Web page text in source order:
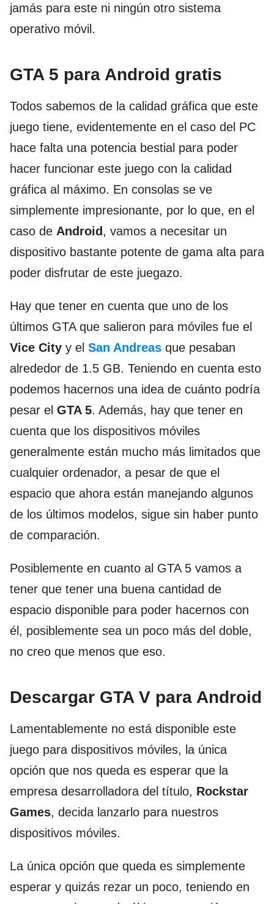
jamás para este ni ningún otro sistema
operativo móvil.
GTA 5 para Android gratis
Todos sabemos de la calidad gráfica que este
juego tiene, evidentemente en el caso del PC
hace falta una potencia bestial para poder
hacer funcionar este juego con la calidad
gráfica al máximo. En consolas se ve
simplemente impresionante, por lo que, en el
caso de Android , vamos a necesitar un
dispositivo bastante potente de gama alta para
poder disfrutar de este juegazo.
Hay que tener en cuenta que uno de los
últimos GTA que salieron para móviles fue el
Vice City y el San Andreas que pesaban
alrededor de 1.5 GB. Teniendo en cuenta esto
podemos hacernos una idea de cuánto podría
pesar el GTA 5. Además, hay que tener en
cuenta que los dispositivos móviles
generalmente están mucho más limitados que
cualquier ordenador, a pesar de que el
espacio que ahora están manejando algunos
de los últimos modelos, sigue sin haber punto
de comparación.
Posiblemente en cuanto al GTA 5 vamos a
tener que tener una buena cantidad de
espacio disponible para poder hacernos con
él, posiblemente sea un poco más del doble,
no creo que menos que eso.
Descargar GTA V para Android
Lamentablemente no está disponible este
juego para dispositivos móviles, la única
opción que nos queda es esperar que la
empresa desarrolladora del título, Rockstar
Games, decida lanzarlo para nuestros
dispositivos móviles.
La única opción que queda es simplemente
esperar y quizás rezar un poco, teniendo en